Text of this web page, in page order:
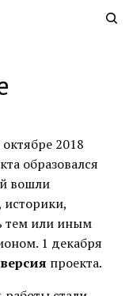
2018
образовался
вошли
историки,
тем или иным
1 декабря
проекта.